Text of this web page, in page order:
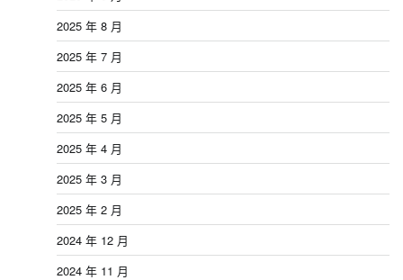
2025 年 8 月
2025 年 7 月
2025 年 6 月
2025 年 5 月
2025 年 4 月
2025 年 3 月
2025 年 2 月
2024 年 12 月
2024 年 11 月